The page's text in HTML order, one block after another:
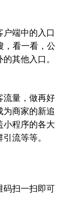
端中的入口
，看一看，公
其他入口。
流量，做再好
为商家的新追
小程序的各大
流等等。
码扫一扫即可